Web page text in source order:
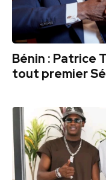
Bénin : Patrice
tout premier